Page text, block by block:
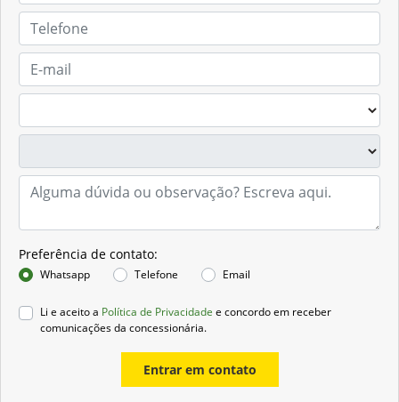
Preferência de contato:
Whatsapp Telefone Email
Li e aceito a Política de Privacidade e concordo em receber
comunicações da concessionária.
Entrar em contato